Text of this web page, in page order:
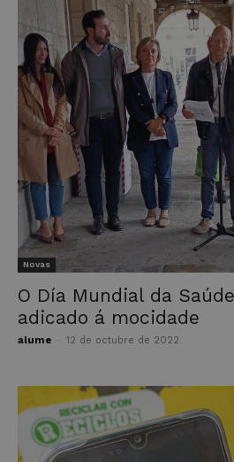
Novas
O Día Mundial da
adicado á mocidade
alume 12 de octubre de 2022